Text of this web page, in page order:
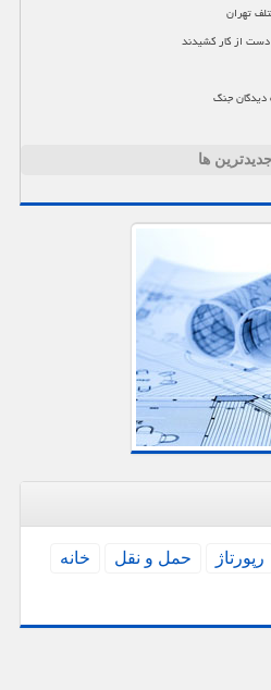
تهران
از کار کشیدند
دیدگان جنگ
جدیدترین ها
رپورتاژ حمل و نقل
خانه